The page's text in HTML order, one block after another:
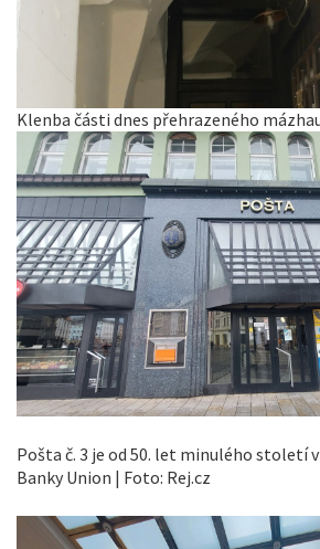
Klenba části dnes přehrazeného
Pošta č. 3 je od 50. let minulého století
Banky Union | Foto: Rej.cz